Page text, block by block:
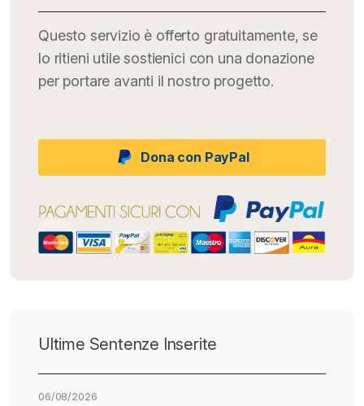
Questo servizio è offerto gratuitamente, se
lo ritieni utile sostienici con una donazione
per portare avanti il nostro progetto.
Dona con PayPal
Ultime Sentenze Inserite
06/08/2026